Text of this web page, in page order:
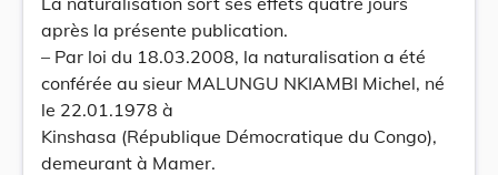
après la présente publication.
– Par loi du 18.03.2008, la naturalisation a été
conférée au sieur MALUNGU NKIAMBI Michel, né
le 22.01.1978 à
Kinshasa (République Démocratique du Congo),
demeurant à Mamer.